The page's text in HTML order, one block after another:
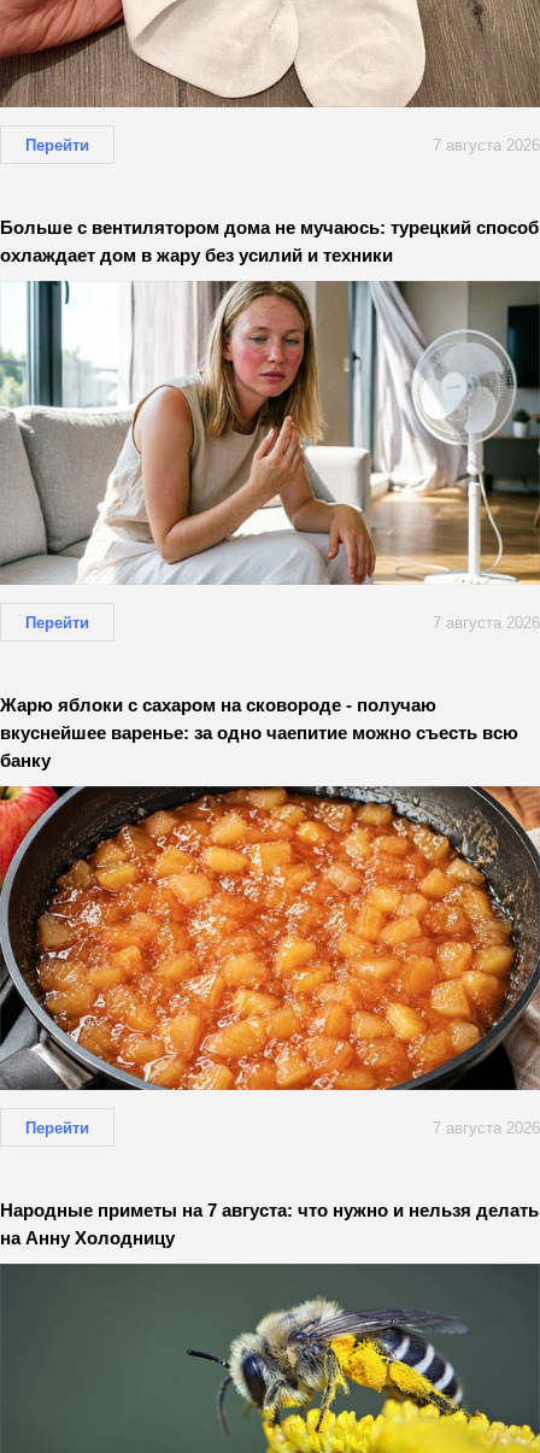
Перейти 7 августа 2026
Больше с вентилятором дома не мучаюсь: турецкий способ
охлаждает дом в жару без усилий и техники
Перейти 7 августа 2026
Жарю яблоки с сахаром на сковороде - получаю
вкуснейшее варенье: за одно чаепитие можно съесть всю
банку
Перейти 7 августа 2026
Народные приметы на 7 августа: что нужно и нельзя делать
на Анну Холодницу